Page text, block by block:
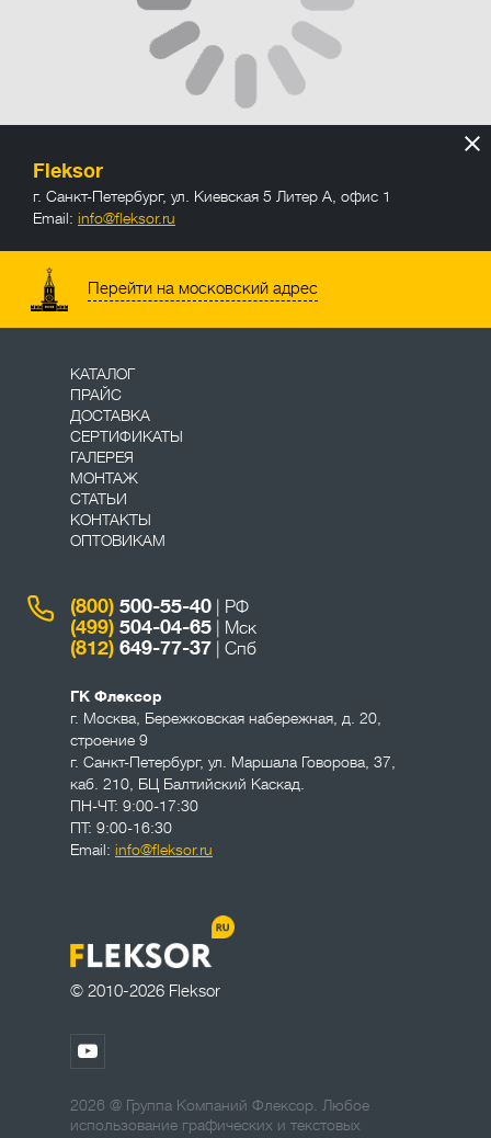
Fleksor
г. Санкт-Петербург, ул. Киевская 5 Литер А, офис 1
Email: info@fleksor.ru
Перейти на московский адрес
info@fleksor.ru
© 2010-2026 Fleksor
КАТАЛОГ
ПРАЙС
ДОСТАВКА
СЕРТИФИКАТЫ
ГАЛЕРЕЯ
МОНТАЖ
СТАТЬИ
КОНТАКТЫ
ОПТОВИКАМ
(800) 500-55-40 | РФ
(499) 504-04-65 | Мск
(812) 649-77-37 | Спб
ГК Флексор
г. Москва Бережковская набережная, д. 20,
строение 9
г. Санкт-Петербург, ул. Маршала Говорова, 37,
каб. 210, БЦ Балтийский Каскад.
ПН-ЧТ: 9:00-17:30
ПТ: 9:00-16:30
Email: info@fleksor.ru
2026 @ Группа Компаний Флексор. Любое
использование графических и текстовых